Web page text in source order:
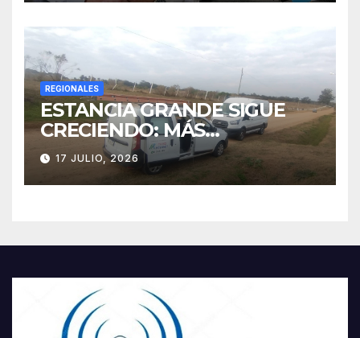
REGIONALES
ESTANCIA GRANDE SIGUE
CRECIENDO: MÁS
CONECTIVIDAD Y UNA
TRANSFORMACIÓN
HISTÓRICA PARA LA
17 JULIO, 2026